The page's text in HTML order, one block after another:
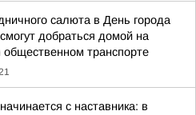
салюта в День города
добраться домой на
общественном транспорте
с наставника: в